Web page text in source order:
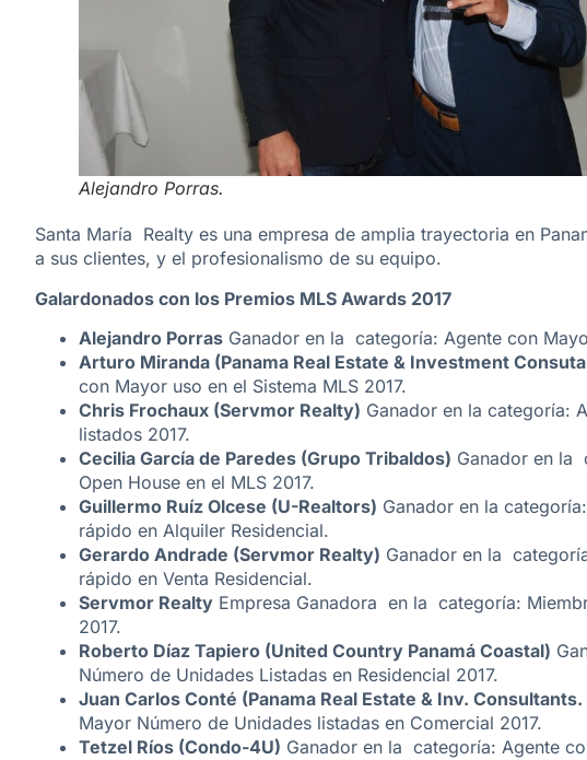
Alejandro Porras.
Santa María Realty es una empresa de amplia trayectoria en
a sus clientes, y el profesionalismo de su equipo.
Galardonados con los Premios MLS Awards 2017
Alejandro Porras Ganador en la categoría: Agente con
Arturo Miranda (Panama Real Estate & Investment
con Mayor uso en el Sistema MLS 2017.
Chris Frochaux (Servmor Realty) Ganador en la categoría:
listados 2017.
Cecilia García de Paredes (Grupo Tribaldos) Ganador en la
Open House en el MLS 2017.
Guillermo Ruíz Olcese (U-Realtors) Ganador en la
rápido en Alquiler Residencial.
Gerardo Andrade (Servmor Realty) Ganador en la
rápido en Venta Residencial.
Servmor Realty Empresa Ganadora en la categoría:
2017.
Roberto Díaz Tapiero (United Country Panamá Coastal)
Número de Unidades Listadas en Residencial 2017.
Juan Carlos Conté (Panama Real Estate & Inv.
Mayor Número de Unidades listadas en Comercial 2017.
Tetzel Ríos (Condo-4U) Ganador en la categoría: Agente